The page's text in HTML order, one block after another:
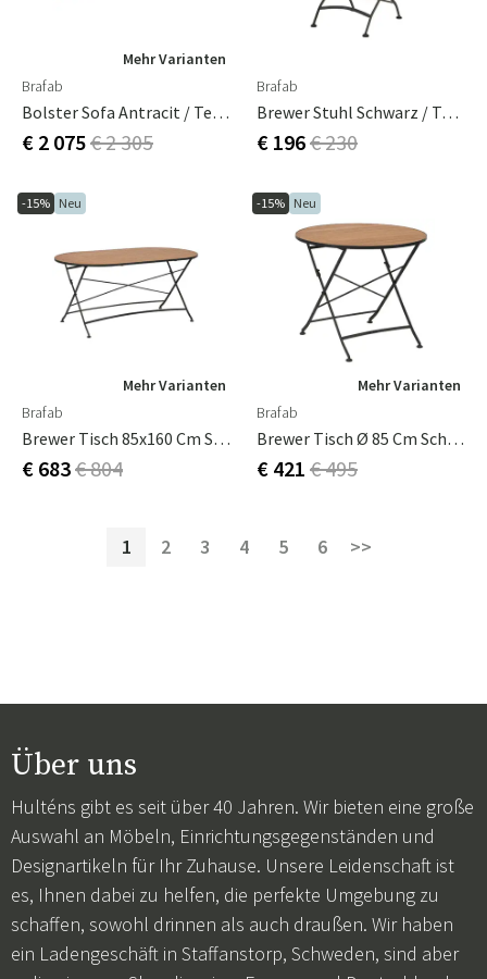
Mehr Varianten
Brafab
Bolster Sofa Antracit / Teddy Verde
€ 2 075€ 2 305
Brafab
Brewer Stuhl Schwarz / Teak
€ 196€ 230
-15% Neu
Mehr Varianten
Brafab
Brewer Tisch 85x160 Cm Schwarz / Teak
€ 683€ 804
-15% Neu
Mehr Varianten
Brafab
Brewer Tisch Ø 85 Cm Schwarz / Teak
€ 421 € 495
1 2 3 4 5 6 >>
Über uns
Hulténs gibt es seit über 40 Jahren. Wir bieten eine große
Auswahl an Möbeln, Einrichtungsgegenständen und
Designartikeln für Ihr Zuhause. Unsere Leidenschaft ist
es, Ihnen dabei zu helfen, die perfekte Umgebung zu
schaffen, sowohl drinnen als auch draußen. Wir haben
ein Ladengeschäft in Staffanstorp, Schweden, sind aber